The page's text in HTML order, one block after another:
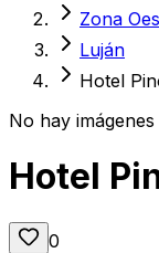
Zona
Luján
Hotel
No hay
Hotel
0